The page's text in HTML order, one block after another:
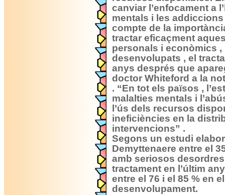
canviar l’enfocament a
mentals i les
compte de la
tractar eficaçment
personals i econòmics
desenvolupats , el
anys després que
doctor Whiteford a la
. “En tot els països ,
malalties mentals i
l’ús dels recursos
ineficiències en la
intervencions” .
Segons un estudi
Demyttenaere entre el
amb seriosos
tractament en l’últim
entre el 76 i el 85 % en
desenvolupament.